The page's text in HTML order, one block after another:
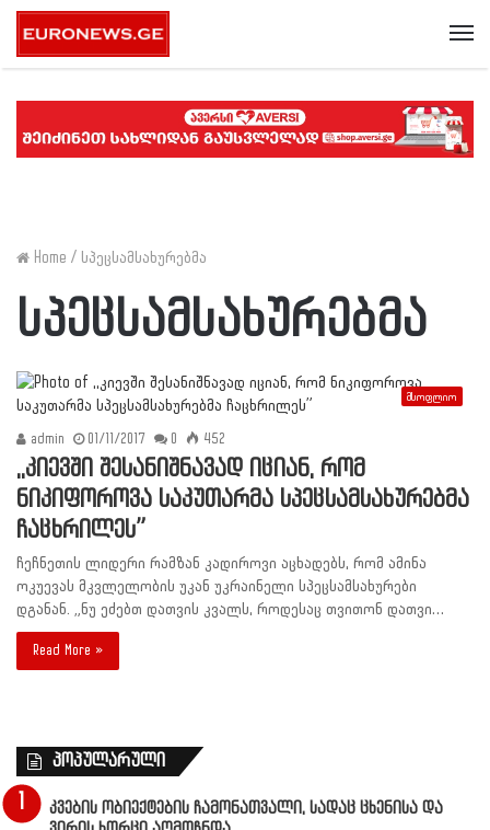
Home / სპეცსამსახურებმა
სპეცსამსახურებმა
მსოფლიო
admin 01/11/2017 0 452
,,კიევში შესანიშნავად იციან, რომ
ნიკიფოროვა საკუთარმა სპეცსამსახურებმა
ჩაცხრილეს”
ჩეჩნეთის ლიდერი რამზან კადიროვი აცხადებს, რომ ამინა
ოკუევას მკვლელობის უკან უკრაინელი სპეცსამსახურები
დგანან. „ნუ ეძებთ დათვის კვალს, როდესაც თვითონ დათვი…
Read More »
პოპულარული
კვების ობიექტების ჩამონათვალი, სადაც ცხენისა და